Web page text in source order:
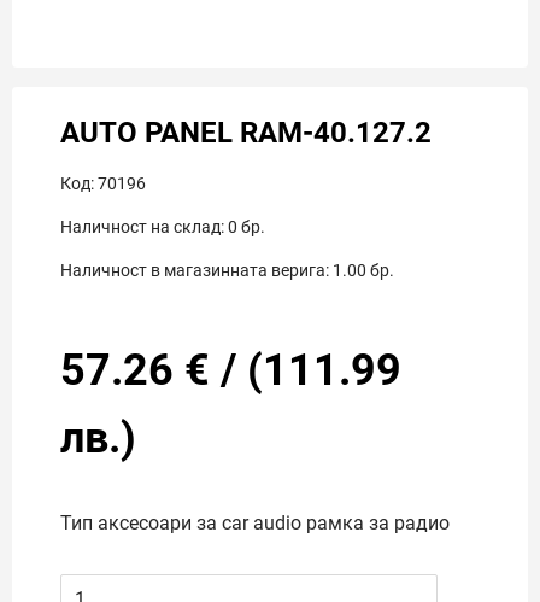
AUTO PANEL RAM-40.127.2
Код:70196
Наличност на склад:0 бр.
Наличност в магазинната верига: 1.00 бр.
57.26 € / (111.99
лв.)
Тип аксесоари за car audio рамка за радио